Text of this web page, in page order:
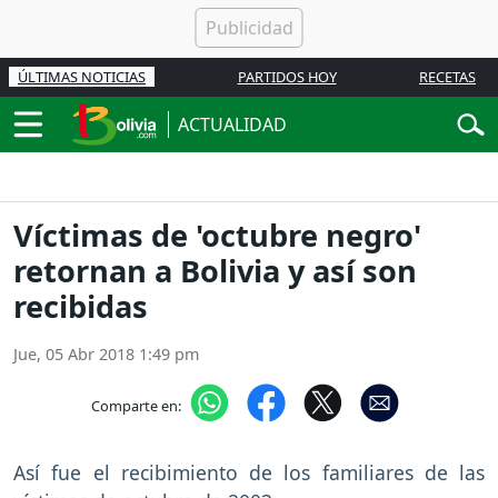
ÚLTIMAS NOTICIAS PARTIDOS HOY RECETAS
ACTUALIDAD
Víctimas de 'octubre negro'
retornan a Bolivia y así son
recibidas
Jue, 05 Abr 2018 1:49 pm
Comparte en:
Así fue el recibimiento de los familiares de las